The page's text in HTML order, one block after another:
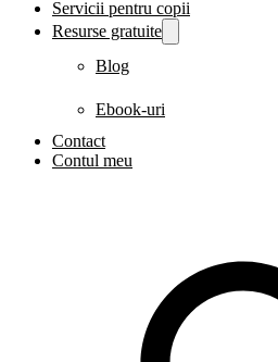
Servicii pentru copii
Resurse gratuite
Blog
Ebook-uri
Contact
Contul meu